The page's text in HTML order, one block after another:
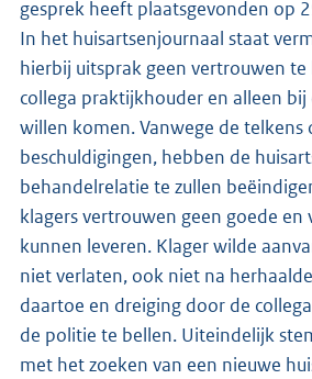
gesprek heeft plaatsgevonden op
In het huisartsenjournaal staat
hierbij uitsprak geen vertrouwen
collega praktijkhouder en alleen bij
willen komen. Vanwege de telkens
beschuldigingen, hebben de
behandelrelatie te zullen
klagers vertrouwen geen goede en
kunnen leveren. Klager wilde
niet verlaten, ook niet na
daartoe en dreiging door de
de politie te bellen. Uiteindelijk
met het zoeken van een nieuwe